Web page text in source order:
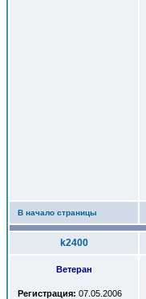
В начало страницы
k2400
Ветеран
Регистрация: 07.05.2006